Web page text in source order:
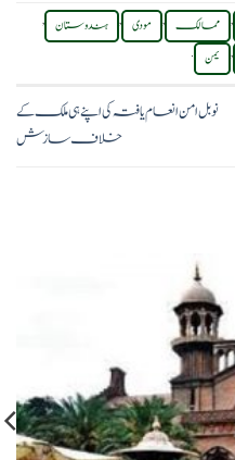
, ممالک , مودی , ہندوستان ,
, یمن .
نوبل امن انعام یافتہ کی اپنے ہی ملک کے
خلاف سازش